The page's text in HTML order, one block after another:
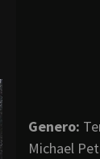
Genero:
Michael